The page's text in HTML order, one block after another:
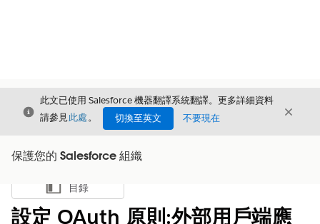
結束
此文已使用 Salesforce 機器翻譯系統翻譯。更多詳細資料
請參見此處。 切換至英文 不要現在 結束
保護您的 Salesforce 組織
顯示目錄
目錄
設定 OAuth 原則:外部用戶端應